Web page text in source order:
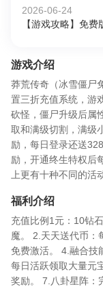
2026-06-24
【游戏攻略】免费
游戏介绍
莽荒传奇（冰雪僵尸
置三折充值系统，游
砍怪，僵尸升级后属
取和满级切割，满级
励，每日登录还送
励，开通终生特权后
上更有十种不同的活
福利介绍
充值比例1元：10钻
魔。 2.天天送代币：
免费激活。 4.融合技
每日活跃领取大量元
奖励。 7.八卦星阵：